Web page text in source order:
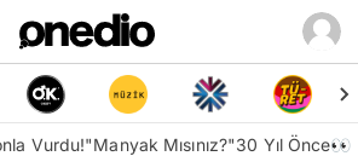
Vurdu!"Manyak Mısınız?"30 Yıl Önce👀